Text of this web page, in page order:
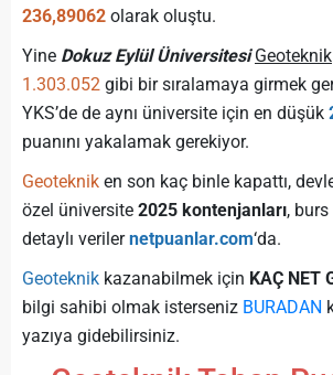
236,89062 olarak oluştu.
Yine Dokuz Eylül Üniversitesi Geoteknik
1.303.052 gibi bir sıralamaya girmek
YKS’de de aynı üniversite için en düşük
puanını yakalamak gerekiyor.
Geoteknik en son kaç binle kapattı,
özel üniversite 2025 kontenjanları,
detaylı verilernetpuanlar.com‘da.
Geoteknik kazanabilmek için KAÇ NET
bilgi sahibi olmak isterseniz BURADAN
yazıya gidebilirsiniz.